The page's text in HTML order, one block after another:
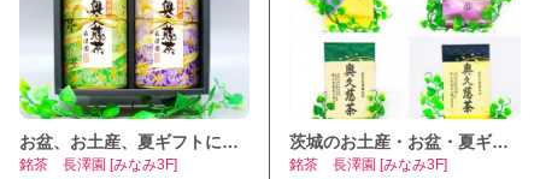
お盆、お土産、夏ギフトに人気の高い奥久慈茶詰合せ（化粧缶入）🍵🌱
銘茶 長澤園 [みなみ3F]
茨城のお土産・お盆・夏ギフトに【奥久慈茶】当店人気商品です🍵🌱
銘茶 長澤園 [みなみ3F]